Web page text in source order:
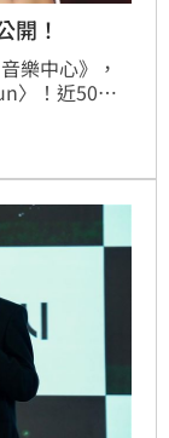
開！
樂中心》，
〉！近50歲
，可說是大